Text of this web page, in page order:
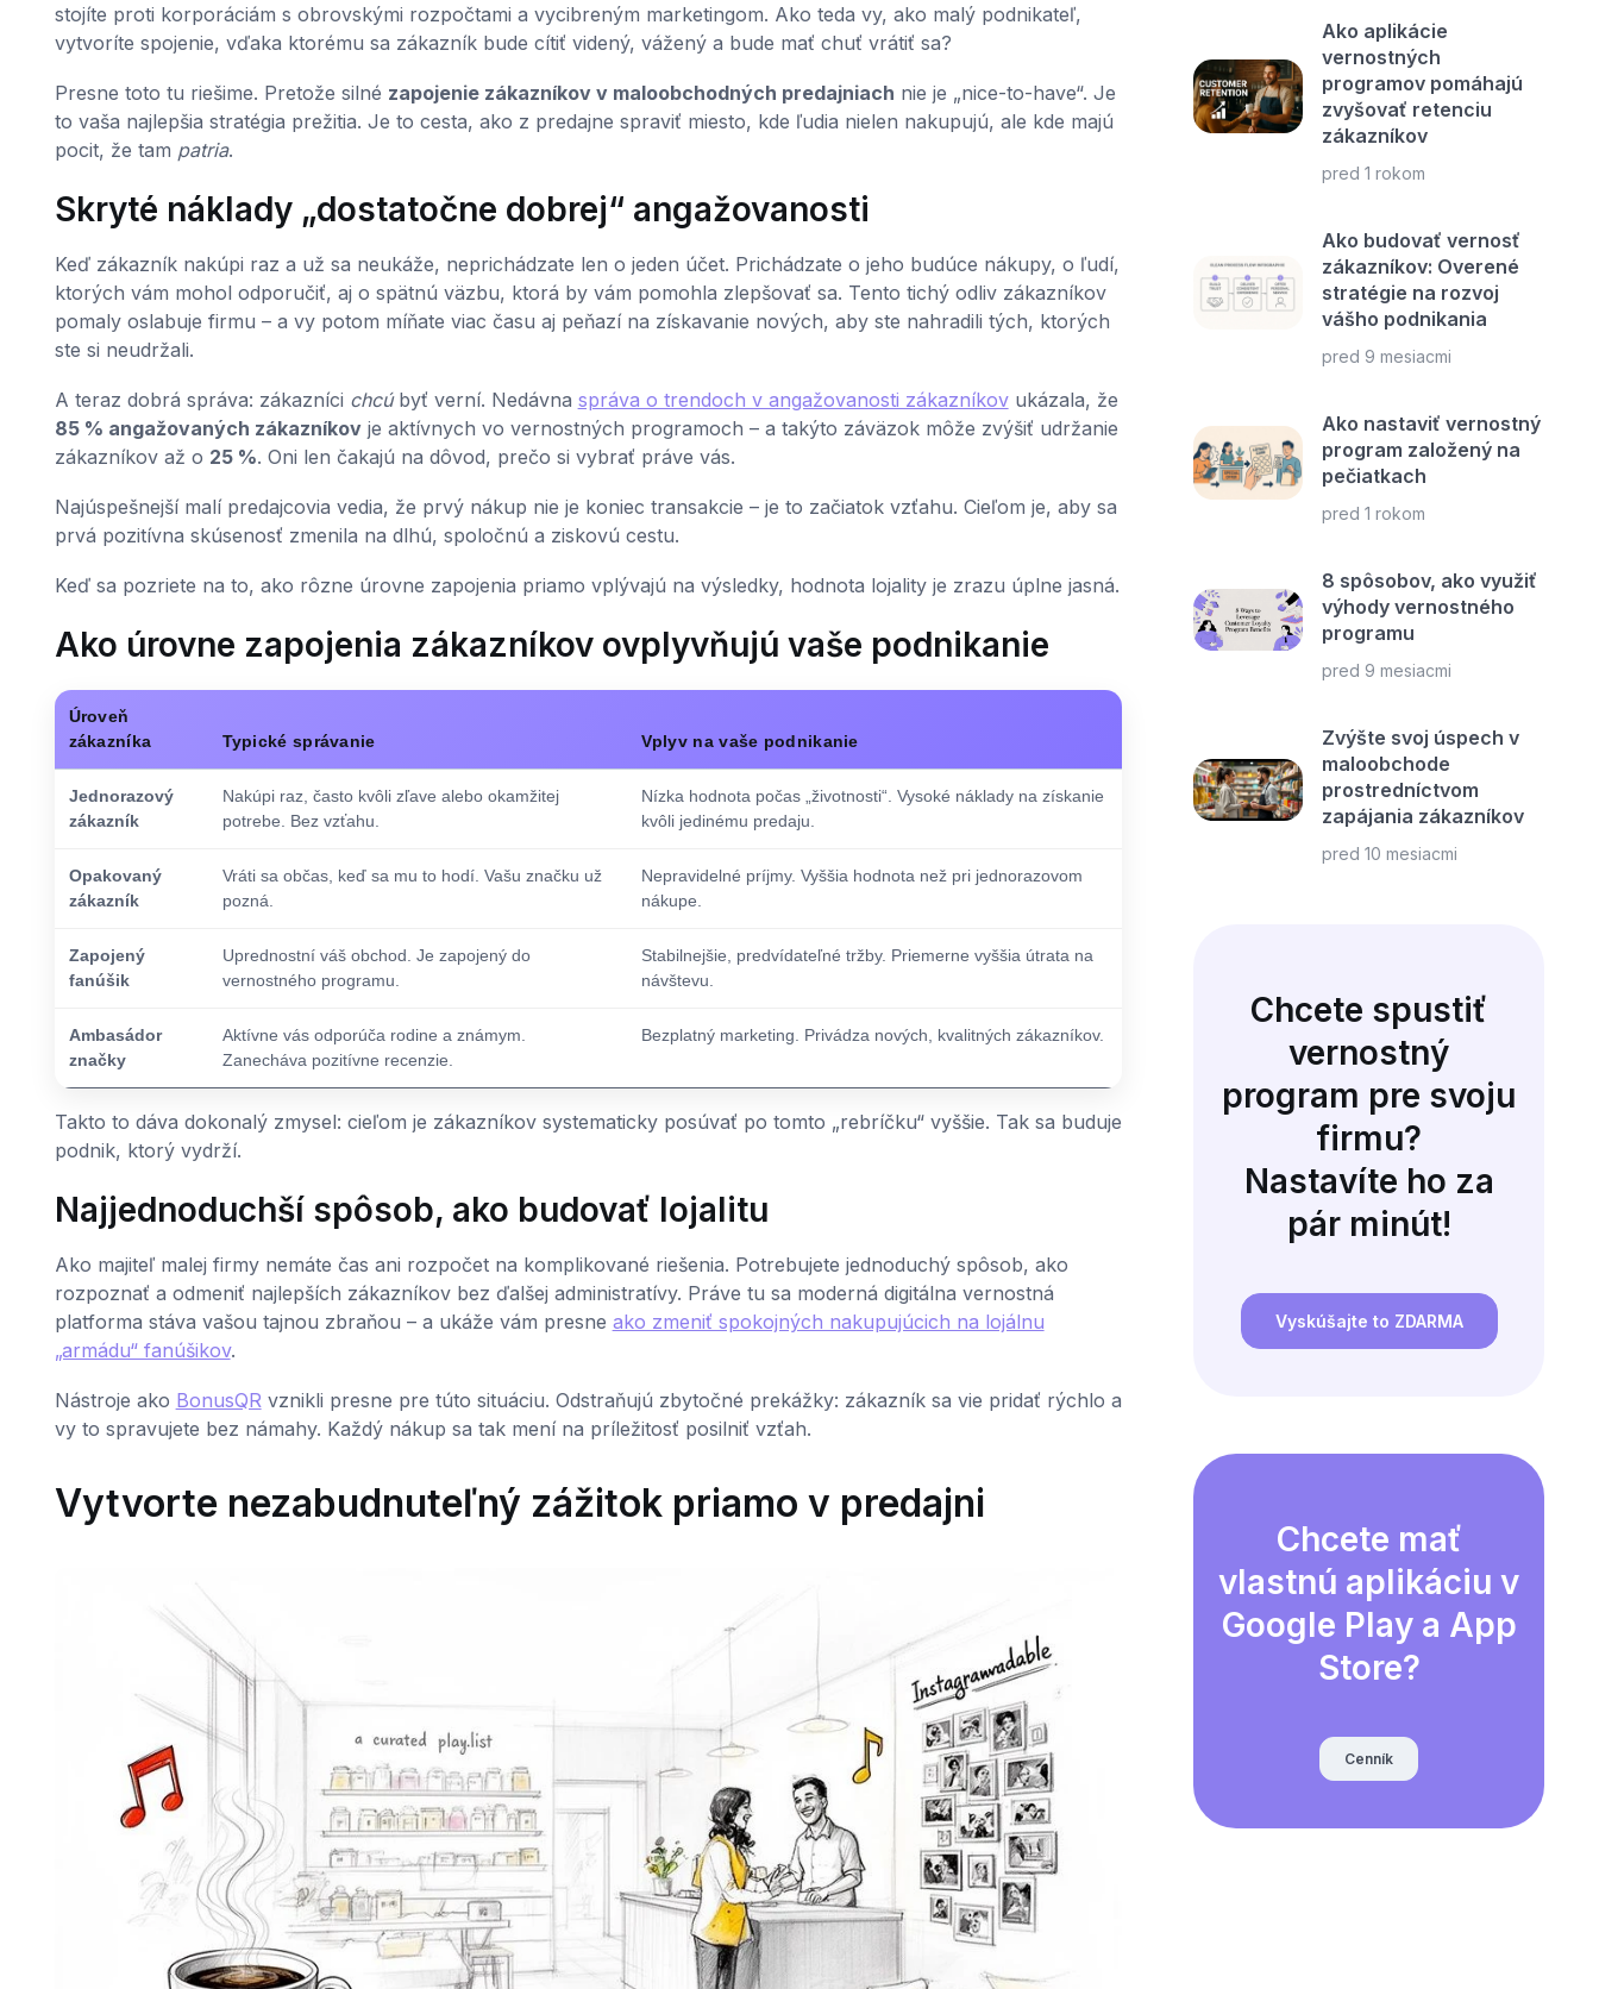
stojíte proti korporáciám s obrovskými rozpočtami a vycibreným marketingom. Ako teda vy, ako malý podnikateľ,
vytvoríte spojenie, vďaka ktorému sa zákazník bude cítiť videný, vážený a bude mať chuť vrátiť sa?
Presne toto tu riešime. Pretože silné zapojenie zákazníkov v maloobchodných predajniach nie je „nice-to-have“. Je
to vaša najlepšia stratégia prežitia. Je to cesta, ako z predajne spraviť miesto, kde ľudia nielen nakupujú, ale kde majú
pocit, že tam patria.
Skryté náklady „dostatočne dobrej“ angažovanosti
Keď zákazník nakúpi raz a už sa neukáže, neprichádzate len o jeden účet. Prichádzate o jeho budúce nákupy, o ľudí,
ktorých vám mohol odporučiť, aj o spätnú väzbu, ktorá by vám pomohla zlepšovať sa. Tento tichý odliv zákazníkov
pomaly oslabuje firmu – a vy potom míňate viac času aj peňazí na získavanie nových, aby ste nahradili tých, ktorých
ste si neudržali.
A teraz dobrá správa: zákazníci chcúbyť verní. Nedávna správa o trendoch v angažovanosti zákazníkovukázala, že
85 % angažovaných zákazníkovje aktívnych vo vernostných programoch – a takýto záväzok môže zvýšiť udržanie
zákazníkov až o 25 %. Oni len čakajú na dôvod, prečo si vybrať práve vás.
Najúspešnejší malí predajcovia vedia, že prvý nákup nie je koniec transakcie – je to začiatok vzťahu. Cieľom je, aby sa
prvá pozitívna skúsenosť zmenila na dlhú, spoločnú a ziskovú cestu.
Keď sa pozriete na to, ako rôzne úrovne zapojenia priamo vplývajú na výsledky, hodnota lojality je zrazu úplne jasná.
Ako úrovne zapojenia zákazníkov ovplyvňujú vaše podnikanie
Úroveň
zákazníka
Typické správanie Vplyv na vaše podnikanie
Jednorazový
zákazník
Nakúpi raz, často kvôli zľave alebo okamžitej
potrebe. Bez vzťahu.
Nízka hodnota počas „životnosti“. Vysoké náklady na získanie
kvôli jedinému predaju.
Opakovaný
zákazník
Vráti sa občas, keď sa mu to hodí. Vašu značku už
pozná.
Nepravidelné príjmy. Vyššia hodnota než pri jednorazovom
nákupe.
Zapojený
fanúšik
Uprednostní váš obchod. Je zapojený do
vernostného programu.
Stabilnejšie, predvídateľné tržby. Priemerne vyššia útrata na
návštevu.
Ambasádor
značky
Aktívne vás odporúča rodine a známym.
Zanecháva pozitívne recenzie.
Bezplatný marketing. Privádza nových, kvalitných zákazníkov.
Takto to dáva dokonalý zmysel: cieľom je zákazníkov systematicky posúvať po tomto „rebríčku“ vyššie. Tak sa buduje
podnik, ktorý vydrží.
Najjednoduchší spôsob, ako budovať lojalitu
Ako majiteľ malej firmy nemáte čas ani rozpočet na komplikované riešenia. Potrebujete jednoduchý spôsob, ako
rozpoznať a odmeniť najlepších zákazníkov bez ďalšej administratívy. Práve tu sa moderná digitálna vernostná
platforma stáva vašou tajnou zbraňou – a ukáže vám presne ako zmeniť spokojných nakupujúcich na lojálnu
„armádu“ fanúšikov.
Nástroje ako BonusQRvznikli presne pre túto situáciu. Odstraňujú zbytočné prekážky: zákazník sa vie pridať rýchlo a
vy to spravujete bez námahy. Každý nákup sa tak mení na príležitosť posilniť vzťah.
Vytvorte nezabudnuteľný zážitok priamo v predajni
Ako aplikácie
vernostných
programov pomáhajú
zvyšovať retenciu
zákazníkov
pred 1 rokom
Ako budovať vernosť
zákazníkov: Overené
stratégie na rozvoj
vášho podnikania
pred 9 mesiacmi
Ako nastaviť vernostný
program založený na
pečiatkach
pred 1 rokom
8 spôsobov, ako využiť
výhody vernostného
programu
pred 9 mesiacmi
Zvýšte svoj úspech v
maloobchode
prostredníctvom
zapájania zákazníkov
pred 10 mesiacmi
Chcete spustiť
vernostný
program pre svoju
firmu?
Nastavíte ho za
pár minút!
Vyskúšajte to ZDARMA
Chcete mať
vlastnú aplikáciu v
Google Play a App
Store?
Cenník